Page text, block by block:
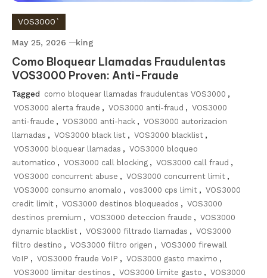
VOS3000`
May 25, 2026 king
Como Bloquear Llamadas Fraudulentas
VOS3000 Proven: Anti-Fraude
Tagged como bloquear llamadas fraudulentas VOS3000 ,
VOS3000 alerta fraude , VOS3000 anti-fraud , VOS3000
anti-fraude , VOS3000 anti-hack , VOS3000 autorizacion
llamadas , VOS3000 black list , VOS3000 blacklist ,
VOS3000 bloquear llamadas , VOS3000 bloqueo
automatico , VOS3000 call blocking , VOS3000 call fraud ,
VOS3000 concurrent abuse , VOS3000 concurrent limit ,
VOS3000 consumo anomalo , vos3000 cps limit , VOS3000
credit limit , VOS3000 destinos bloqueados , VOS3000
destinos premium , VOS3000 deteccion fraude , VOS3000
dynamic blacklist , VOS3000 filtrado llamadas , VOS3000
filtro destino , VOS3000 filtro origen , VOS3000 firewall
VoIP , VOS3000 fraude VoIP , VOS3000 gasto maximo ,
VOS3000 limitar destinos , VOS3000 limite gasto , VOS3000